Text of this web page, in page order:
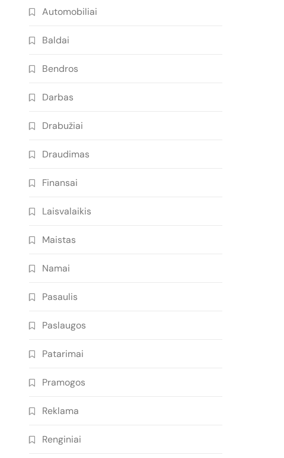
Automobiliai
Baldai
Bendros
Darbas
Drabužiai
Draudimas
Finansai
Laisvalaikis
Maistas
Namai
Pasaulis
Paslaugos
Patarimai
Pramogos
Reklama
Renginiai